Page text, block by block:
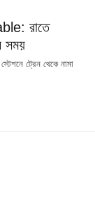
রাতে
সময়
ট্রেন থেকে নামা